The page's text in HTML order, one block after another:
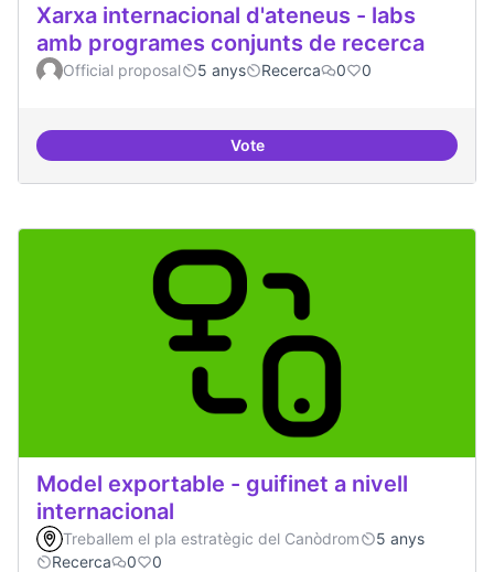
Xarxa internacional d'ateneus - labs
amb programes conjunts de recerca
Official proposal 5 anys Recerca 0 0
VoteXarxa internacional d'ateneus -
Model exportable - guifinet a nivell
internacional
Treballem el pla estratègic del Canòdrom
5 anys
Recerca
0 0